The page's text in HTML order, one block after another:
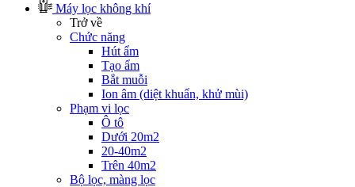
Máy lọc không khí
Trở về
Chức năng
Hút ẩm
Tạo ẩm
Bắt muỗi
Ion âm (diệt khuẩn, khử mùi)
Phạm vi lọc
Ô tô
Dưới 20m2
20-40m2
Trên 40m2
Bộ lọc, màng lọc